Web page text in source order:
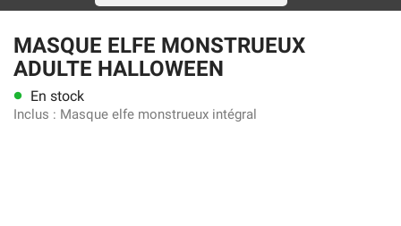
MASQUE ELFE MONSTRUEUX
ADULTE HALLOWEEN
lens En stock
Inclus : Masque elfe monstrueux intégral